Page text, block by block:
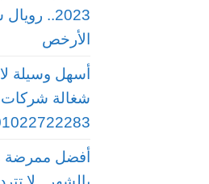
2023..
الأرخص
أسهل وسيلة
شغالة شركات
أفضل ممرضة